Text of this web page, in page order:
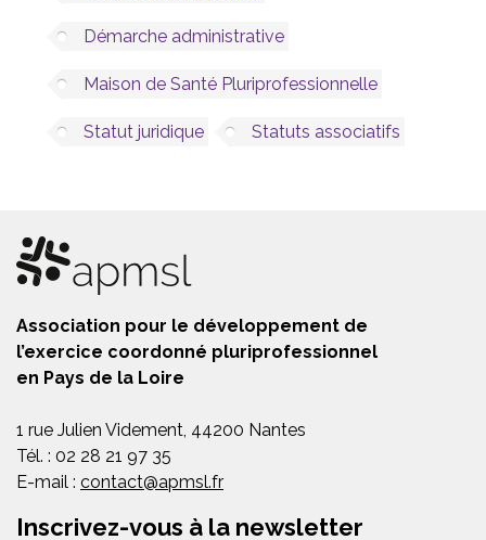
Démarche administrative
Maison de Santé Pluriprofessionnelle
Statut juridique Statuts associatifs
Association pour le développement de
l’exercice coordonné pluriprofessionnel
en Pays de la Loire
1 rue Julien Videment, 44200 Nantes
Tél. : 02 28 21 97 35
E-mail : contact@apmsl.fr
Inscrivez-vous à la newsletter